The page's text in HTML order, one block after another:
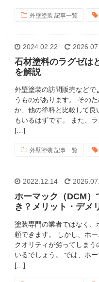
外壁塗装 記事一覧
2024.02.22
石材塗料のラグゼは
を解説
外壁塗装の訪問販売など
うものがあります。 その
か、他の塗料と比較して
もいるはずです。 また、
[…]
外壁塗装 記事一覧
2022.12.14
ホーマック（DCM
き？メリット・デメ
塗装専門の業者ではなく、
頼できます。 しかし、ホ
クオリティが劣ってしま
いるでしょう。 では、ホ
[…]